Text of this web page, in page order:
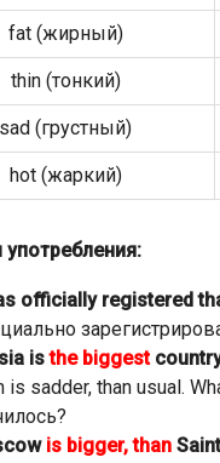
fat (жирный)
thin (тонкий)
sad (грустный)
hot (жаркий)
officially registered
isthe biggest
is sadder, than usual.
is bigger, than